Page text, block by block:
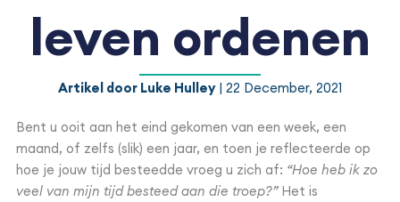
leven ordenen
Artikel door Luke Hulley| 22 December, 2021
Bent u ooit aan het eind gekomen van een week, een
maand, of zelfs (slik) een jaar, en toen je reflecteerde op
hoe je jouw tijd besteedde vroeg u zich af: “Hoe heb ik zo
veel van mijn tijd besteed aan die troep?”Het is